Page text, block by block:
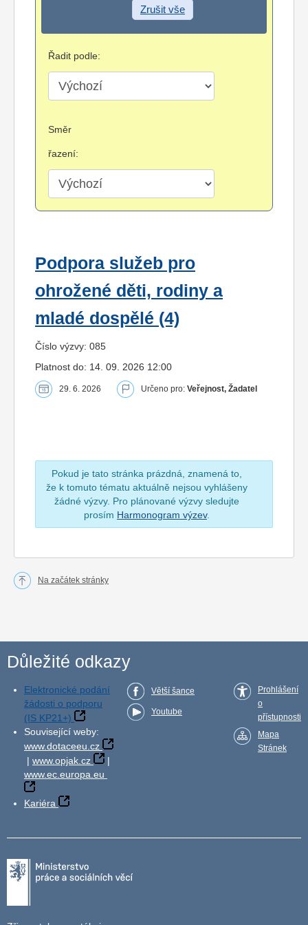
Zrušit vše
Řadit podle:
Směr
řazení:
Podpora služeb pro
ohrožené děti, rodiny a
mladé dospělé (4)
Číslo výzvy: 085
Platnost do: 14. 09. 2026 12:00
29. 6. 2026 Určeno pro: Veřejnost, Žadatel
Pokud je tato stránka prázdná, znamená to,
že k tomuto tématu aktuálně nejsou vyhlášeny
žádné výzvy. Pro plánované výzvy sledujte
prosím Harmonogram výzev.
Na začátek stránky
Důležité odkazy
Elektronické podání
žádosti o podporu
(IS KP21+)
Související weby:
www.dotaceeu.cz
| www.opjak.cz
|
www.ec.europa.eu
Kariéra
Větší šance
Youtube
Prohlášení
o
přístupnosti
Mapa
Stránek